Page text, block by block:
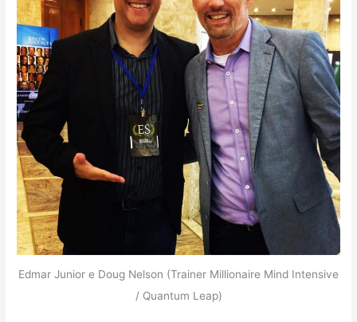
Edmar Junior e Doug Nelson (Trainer Millionaire Mind Intensive
/ Quantum Leap)